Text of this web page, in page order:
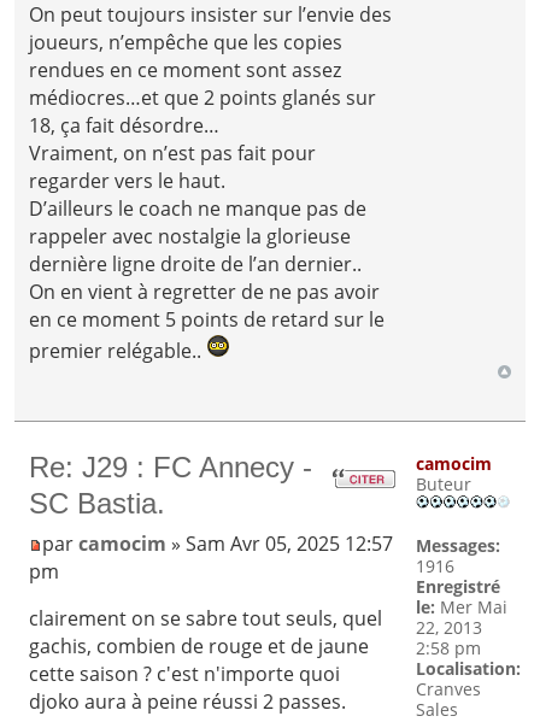
On peut toujours insister sur l’envie des
joueurs, n’empêche que les copies
rendues en ce moment sont assez
médiocres…et que 2 points glanés sur
18, ça fait désordre…
Vraiment, on n’est pas fait pour
regarder vers le haut.
D’ailleurs le coach ne manque pas de
rappeler avec nostalgie la glorieuse
dernière ligne droite de l’an dernier..
On en vient à regretter de ne pas avoir
en ce moment 5 points de retard sur le
premier relégable..
Re: J29 : FC Annecy -
SC Bastia.
parcamocim » Sam Avr 05, 2025 12:57
pm
clairement on se sabre tout seuls, quel
gachis, combien de rouge et de jaune
cette saison ? c'est n'importe quoi
djoko aura à peine réussi 2 passes.
camocim
Buteur
Messages:
1916
Enregistré
le: Mer Mai
22, 2013
2:58 pm
Localisation:
Cranves
Sales